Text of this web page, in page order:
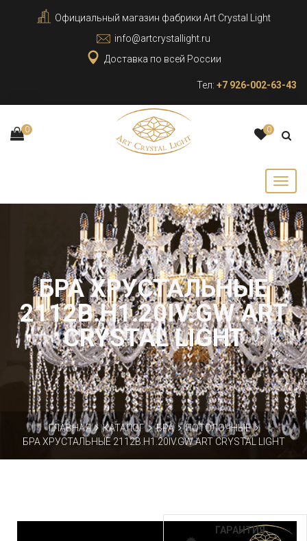
Официальный магазин фабрики Art Crystal Light
info@artcrystallight.ru
Доставка по всей России
Тел: +7 926-002-63-43
0 0
БРА ХРУСТАЛЬНЫЕ
2112B.H1.20IV.GW ART
CRYSTAL LIGHT
ГЛАВНАЯ КАТАЛОГ БРА
ПОТОЛОЧНЫЕ
БРА ХРУСТАЛЬНЫЕ 2112B.H1.20IV.GW ART CRYSTAL LIGHT
ГАРАНТИЯ